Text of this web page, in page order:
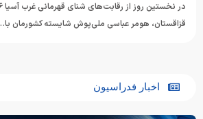
قزاقستان، هومر عباسی ملی‌پوش شایسته کشورمان با…
اخبار فدراسیون